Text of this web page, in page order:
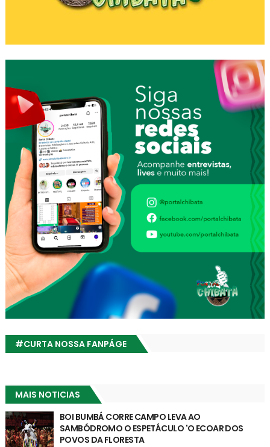
#CURTA NOSSA FANPÁGE
MAIS NOTICIAS
BOI BUMBÁ CORRE CAMPO LEVA AO
SAMBÓDROMO O ESPETÁCULO 'O ECOAR DOS
POVOS DA FLORESTA